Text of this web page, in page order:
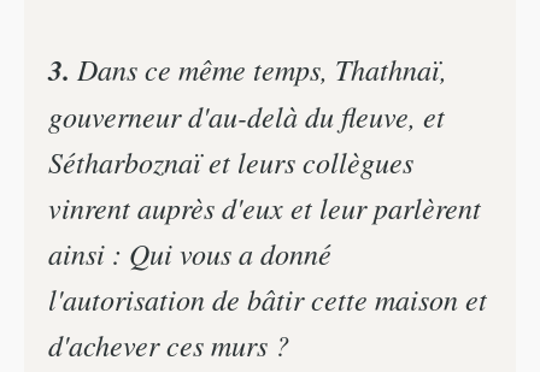
3. Dans ce même temps, Thathnaï,
gouverneur d'au-delà du fleuve, et
Sétharboznaï et leurs collègues
vinrent auprès d'eux et leur parlèrent
ainsi : Qui vous a donné
l'autorisation de bâtir cette maison et
d'achever ces murs ?